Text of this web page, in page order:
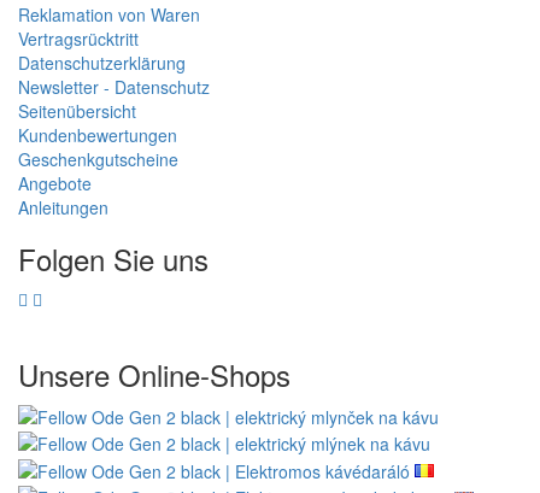
Reklamation von Waren
Vertragsrücktritt
Datenschutzerklärung
Newsletter - Datenschutz
Seitenübersicht
Kundenbewertungen
Geschenkgutscheine
Angebote
Anleitungen
Folgen Sie uns
Unsere Online-Shops